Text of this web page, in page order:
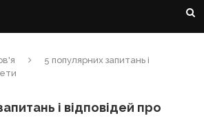
5 популярних запитань і
і відповідей про